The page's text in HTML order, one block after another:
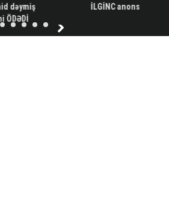
dəymiş
ÖDƏDİ
İLGİNC anons